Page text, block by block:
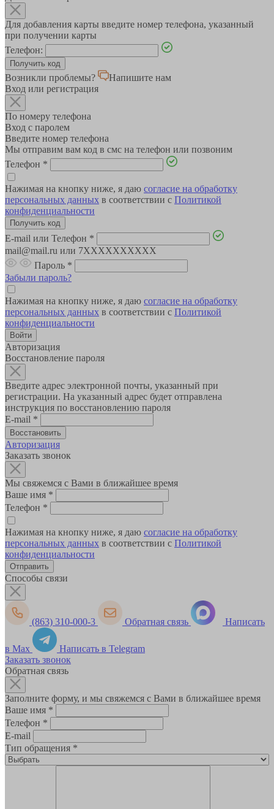
Для добавления карты введите номер телефона, указанный
при получении карты
Телефон:
Возникли проблемы?
Напишите нам
Вход или регистрация
По номеру телефона
Вход с паролем
Введите номер телефона
Мы отправим вам код в смс на телефон или позвоним
Телефон *
Нажимая на кнопку ниже, я даю согласие на обработку
персональных данных в соответствии с Политикой
конфиденциальности
E-mail или Телефон *
mail@mail.ru или 7XXXXXXXXXX
Пароль *
Забыли пароль?
Нажимая на кнопку ниже, я даю согласие на обработку
персональных данных в соответствии с Политикой
конфиденциальности
Авторизация
Восстановление пароля
Введите адрес электронной почты, указанный при
регистрации. На указанный адрес будет отправлена
инструкция по восстановлению пароля
E-mail *
Авторизация
Заказать звонок
Мы свяжемся с Вами в ближайшее время
Ваше имя *
Телефон *
Нажимая на кнопку ниже, я даю согласие на обработку
персональных данных в соответствии с Политикой
конфиденциальности
Способы связи
(863) 310-000-3 Обратная связь Написать
в Max
Написать в Telegram
Заказать звонок
Обратная связь
Заполните форму, и мы свяжемся с Вами в ближайшее время
Ваше имя *
Телефон *
E-mail
Тип обращения *